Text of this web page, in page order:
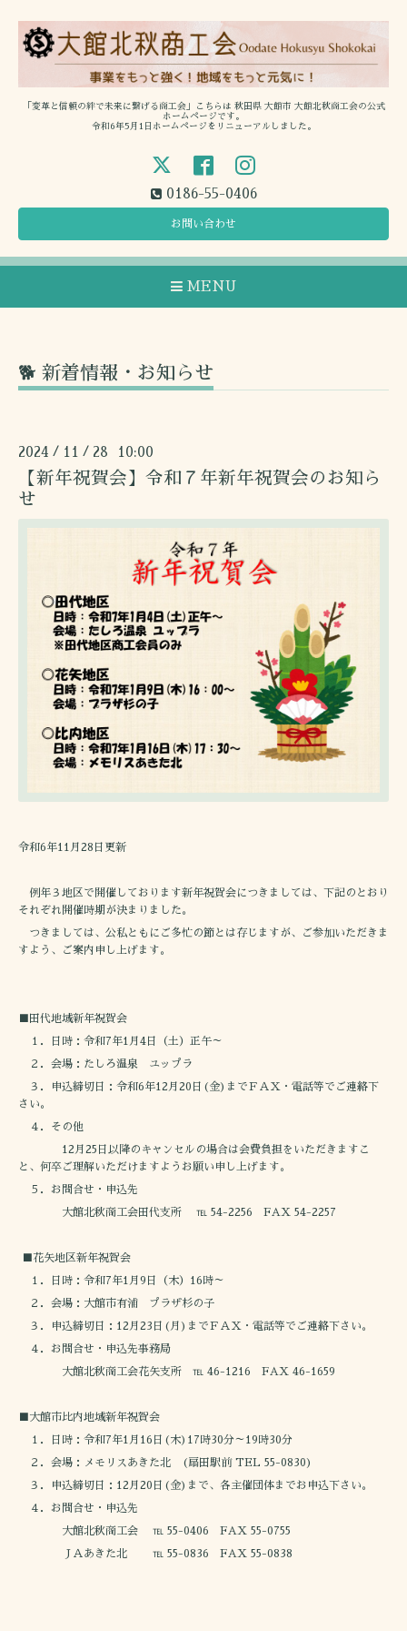
「変革と信頼の絆で未来に繋げる商工会」こちらは 秋田県 大館市 大館北秋商工会の公式
ホームページです。
令和6年5月1日ホームページをリニューアルしました。
0186-55-0406
お問い合わせ
MENU
🐕 新着情報・お知らせ
2024 / 11 / 28 10:00
【新年祝賀会】令和７年新年祝賀会のお知ら
せ
令和6年11月28日更新
例年３地区で開催しております新年祝賀会につきましては、下記のとおり
それぞれ開催時期が決まりました。
つきましては、公私ともにご多忙の節とは存じますが、ご参加いただきま
すよう、ご案内申し上げます。
■田代地域新年祝賀会
１．日時：令和7年1月4日（土）正午～
２．会場：たしろ温泉 ユップラ
３．申込締切日：令和6年12月20日(金)までＦＡＸ・電話等でご連絡下
さい。
４．その他
12月25日以降のキャンセルの場合は会費負担をいただきますこ
と、何卒ご理解いただけますようお願い申し上げます。
５．お問合せ・申込先
大館北秋商工会田代支所 ℡ 54-2256 FAX 54-2257
■花矢地区新年祝賀会
１．日時：令和7年1月9日（木）16時～
２．会場：大館市有浦 プラザ杉の子
３．申込締切日：12月23日(月)までＦＡＸ・電話等でご連絡下さい。
４．お問合せ・申込先事務局
大館北秋商工会花矢支所 ℡ 46-1216 FAX 46-1659
■大館市比内地域新年祝賀会
１．日時：令和7年1月16日(木)17時30分～19時30分
２．会場：メモリスあきた北 (扇田駅前 TEL 55-0830)
３．申込締切日：12月20日(金)まで、各主催団体までお申込下さい。
４．お問合せ・申込先
大館北秋商工会 ℡ 55-0406 FAX 55-0755
ＪＡあきた北 ℡ 55-0836 FAX 55-0838